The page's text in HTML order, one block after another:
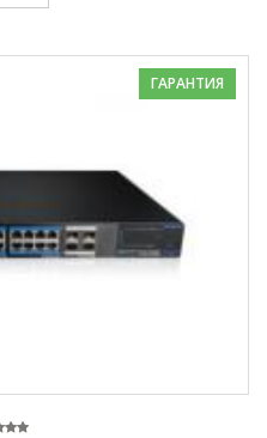
ГАРАНТИЯ